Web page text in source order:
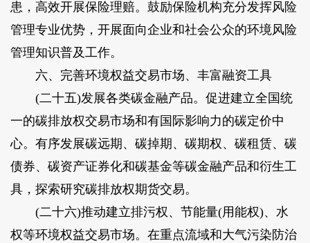
患，高效开展保险理赔。鼓励保险机构充分发挥风险
管理专业优势，开展面向企业和社会公众的环境风险
管理知识普及工作。
六、完善环境权益交易市场、丰富融资工具
(二十五)发展各类碳金融产品。促进建立全国统
一的碳排放权交易市场和有国际影响力的碳定价中
心。有序发展碳远期、碳掉期、碳期权、碳租赁、碳
债券、碳资产证券化和碳基金等碳金融产品和衍生工
具，探索研究碳排放权期货交易。
(二十六)推动建立排污权、节能量(用能权)、水
权等环境权益交易市场。在重点流域和大气污染防治